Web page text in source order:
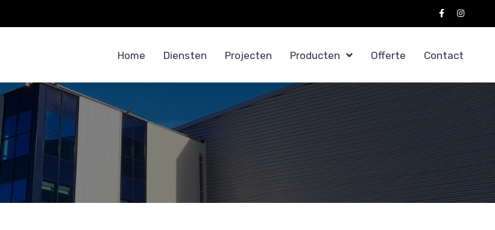
Home Diensten Projecten Producten Offerte Contact